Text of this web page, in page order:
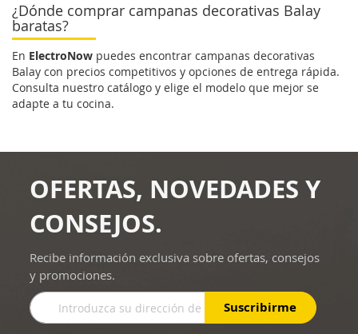
¿Dónde comprar campanas decorativas Balay
baratas?
En ElectroNow puedes encontrar campanas decorativas
Balay con precios competitivos y opciones de entrega rápida.
Consulta nuestro catálogo y elige el modelo que mejor se
adapte a tu cocina.
OFERTAS, NOVEDADES Y
CONSEJOS.
Recibe información exclusiva sobre ofertas, consejos
y promociones.
Inscríbase
a
Suscribirme